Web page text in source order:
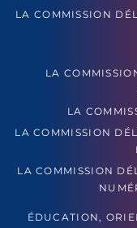
LA COMMISSION
LA
LA
LA COMMISSION
LA COMMISSION
ÉDUCATION,